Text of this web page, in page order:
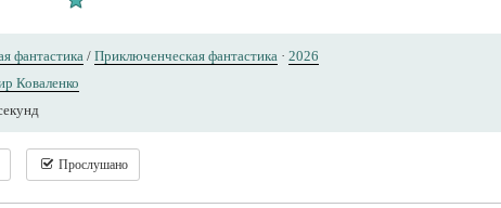
фантастика / Приключенческая фантастика · 2026
Коваленко
Прослушано